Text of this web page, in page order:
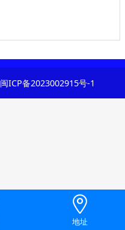
闽ICP备2023002915号-1
地址